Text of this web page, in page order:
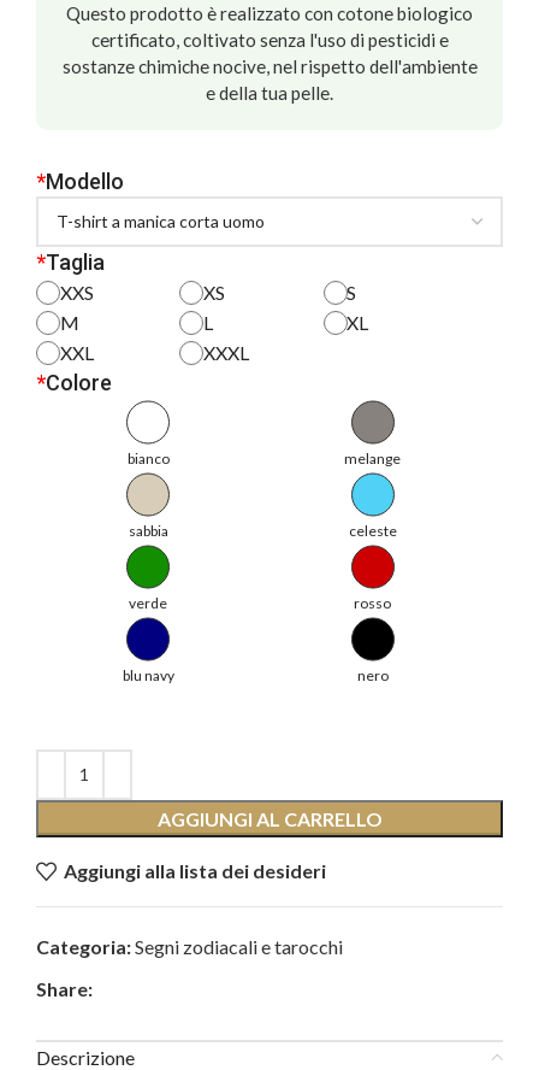
Questo prodotto è realizzato con cotone biologico
certificato, coltivato senza l'uso di pesticidi e
sostanze chimiche nocive, nel rispetto dell'ambiente
e della tua pelle.
*Modello
*Taglia
XXS XS
S
M
L
XL
XXL
XXXL
*Colore
bianco melange
sabbia celeste
verde rosso
blu navy nero
AGGIUNGI AL CARRELLO
Aggiungi alla lista dei desideri
Categoria:Segni zodiacali e tarocchi
Share:
Descrizione